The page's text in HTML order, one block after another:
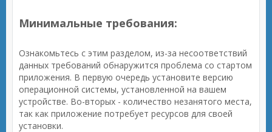
Минимальные требования:
Ознакомьтесь с этим разделом, из-за несоответствий
данных требований обнаружится проблема со стартом
приложения. В первую очередь установите версию
операционной системы, установленной на вашем
устройстве. Во-вторых - количество незанятого места,
так как приложение потребует ресурсов для своей
установки.